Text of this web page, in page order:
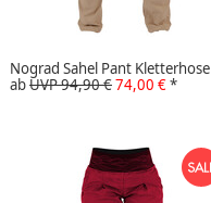
Nograd Sahel Pant Kletterhose
abUVP 94,90 €74,00 €*